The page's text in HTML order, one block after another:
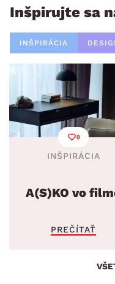
Inšpirujte sa
INŠPIRÁCIA
0
INŠPIRÁCIA
A(S)KO vo
PREČÍTAŤ